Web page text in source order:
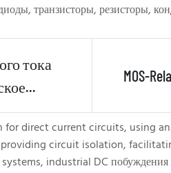
транзисторы, резисторы,
тока
MOS-
direct current circuits, using
circuit isolation,
industrial DC побуждения